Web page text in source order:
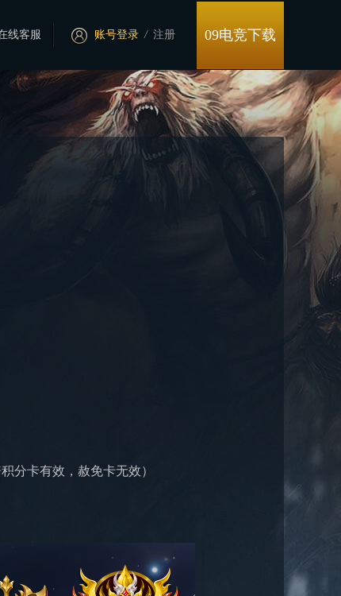
线客服 账号登录 / 注册 09电竞下载
分卡有效，赦免卡无效）